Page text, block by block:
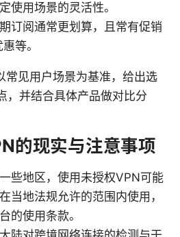
使用场景的灵活性。
订阅通常更划算，且常有促销
等。
常见用户场景为基准，给出选
，并结合具体产品做对比分
的现实与注意事项
些地区，使用未授权VPN可能
当地法规允许的范围内使用，
的使用条款。